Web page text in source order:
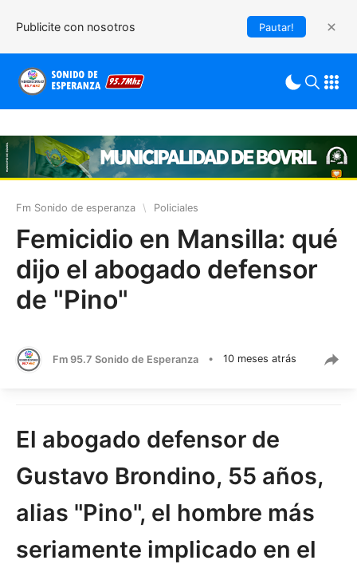
Publicite con nosotros Pautar!
Fm Sonido de esperanza \ Policiales
Femicidio en Mansilla: qué
dijo el abogado defensor
de "Pino"
Fm 95.7 Sonido de Esperanza • 10 meses atrás
El abogado defensor de
Gustavo Brondino, 55 años,
alias "Pino", el hombre más
seriamente implicado en el